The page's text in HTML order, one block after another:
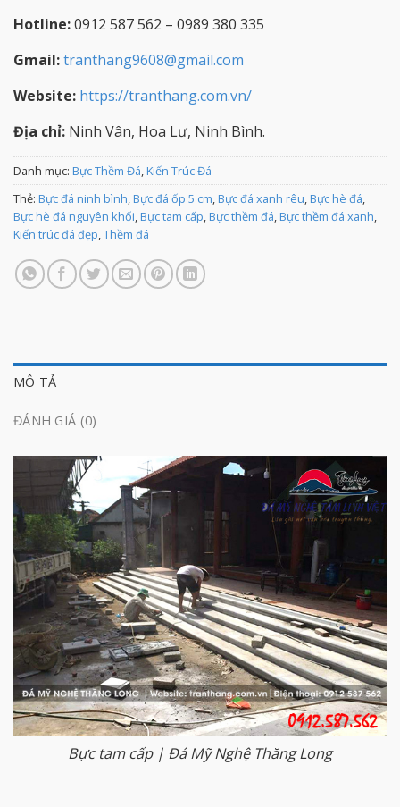
Hotline:0912 587 562 – 0989 380 335
Gmail:tranthang9608@gmail.com
Website: https://tranthang.com.vn/
Địa chỉ: Ninh Vân, Hoa Lư, Ninh Bình.
Danh mục: Bực Thềm Đá,Kiến Trúc Đá
Thẻ: Bực đá ninh bình,Bực đá ốp 5 cm,Bực đá xanh rêu,Bực hè đá,
Bực hè đá nguyên khối,Bực tam cấp,Bực thềm đá,Bực thềm đá xanh,
Kiến trúc đá đẹp,Thềm đá
MÔ TẢ
ĐÁNH GIÁ (0)
Bực tam cấp | Đá Mỹ Nghệ Thăng Long